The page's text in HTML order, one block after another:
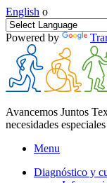
English o
Powered by
Avancemos Juntos
necesidades especiales
Menu
Diagnóstico y